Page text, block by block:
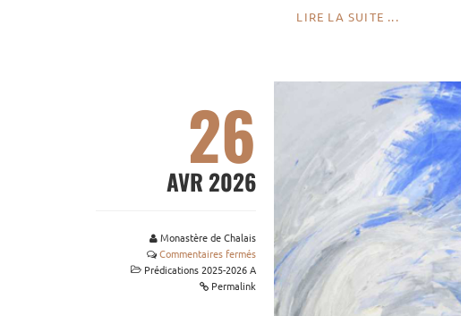
LIRE LA SUITE ...
26
AVR 2026
Monastère de Chalais
Commentaires fermés
Prédications 2025-2026 A
Permalink